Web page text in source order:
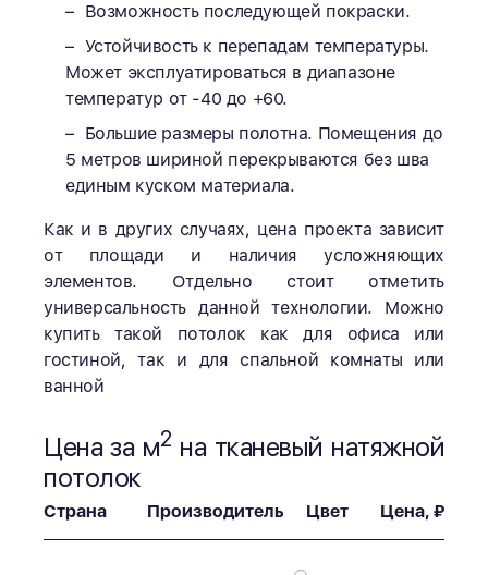
Возможность последующей покраски.
Устойчивость к перепадам температуры.
Может эксплуатироваться в диапазоне
температур от -40 до +60.
Большие размеры полотна. Помещения до
5 метров шириной перекрываются без шва
единым куском материала.
Как и в других случаях, цена проекта зависит
от площади и наличия усложняющих
элементов. Отдельно стоит отметить
универсальность данной технологии. Можно
купить такой потолок как для офиса или
гостиной, так и для спальной комнаты или
ванной
Цена за м2 на тканевый натяжной
потолок
Страна Производитель Цвет Цена, ₽